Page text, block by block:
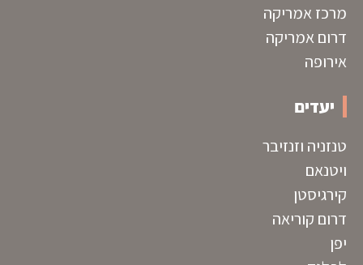
מרכז אמריקה
דרום אמריקה
אירופה
יעדים
טנזניה וזנזיבר
ויטנאם
קירגיסטן
דרום קוריאה
יפן